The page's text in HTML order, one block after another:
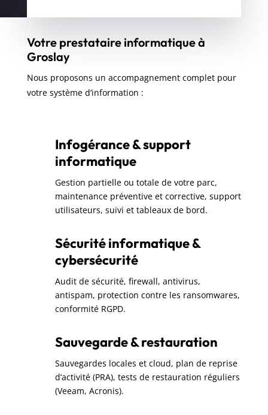
Votre prestataire informatique à
Groslay
Nous proposons un accompagnement complet pour
votre système d’information :
Infogérance & support
informatique
Gestion partielle ou totale de votre parc,
maintenance préventive et corrective, support
utilisateurs, suivi et tableaux de bord.
Sécurité informatique &
cybersécurité
Audit de sécurité, firewall, antivirus,
antispam, protection contre les ransomwares,
conformité RGPD.
Sauvegarde & restauration
Sauvegardes locales et cloud, plan de reprise
d’activité (PRA), tests de restauration réguliers
(Veeam, Acronis).